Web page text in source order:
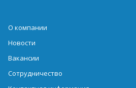
О компании
Новости
Вакансии
Сотрудничество